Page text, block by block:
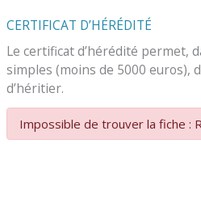
CERTIFICAT D’HÉRÉDITÉ
Le certificat d’hérédité permet,
simples (moins de 5000 euros),
d’héritier.
Impossible de trouver la fiche :